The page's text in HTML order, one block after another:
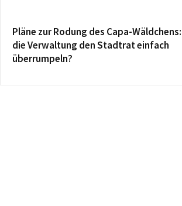
Pläne zur Rodung des Capa-
die Verwaltung den Stadtrat einfach
überrumpeln?